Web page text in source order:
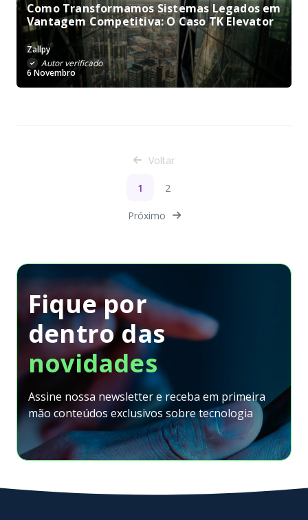
Como Transformamos Sistemas Legados em
Vantagem Competitiva: O Caso TK Elevator
Zallpy
Autor verificado
6 Novembro
Voltar
1 2
Próximo
Fique por
dentrodas
novidades
Assine nossa newsletter e receba em primeira
mão conteúdos exclusivos sobre tecnologia